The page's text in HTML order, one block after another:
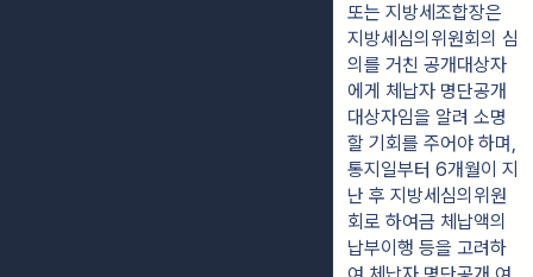
또는 지방세조합장은
지방세심의위원회의 심
의를 거친 공개대상자
에게 체납자 명단공개
대상자임을 알려 소명
할 기회를 주어야 하며,
통지일부터 6개월이 지
난 후 지방세심의위원
회로 하여금 체납액의
납부이행 등을 고려하